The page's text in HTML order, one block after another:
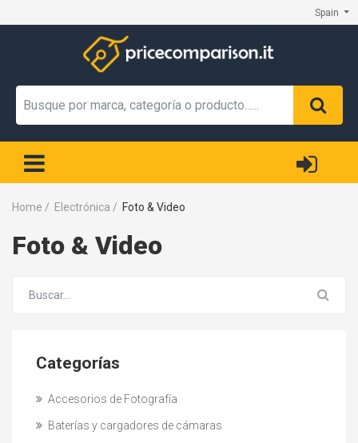
Spain
Home / Electrónica / Foto & Video
Foto & Video
Categorías
Accesorios de Fotografía
Baterías y cargadores de cámaras